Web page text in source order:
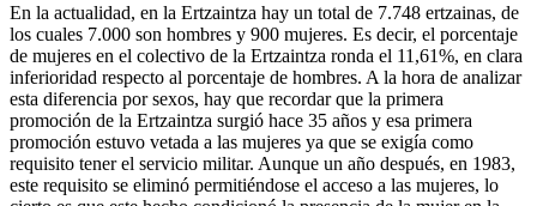
En la actualidad, en la Ertzaintza hay un total de 7.748 ertzainas, de
los cuales 7.000 son hombres y 900 mujeres. Es decir, el porcentaje
de mujeres en el colectivo de la Ertzaintza ronda el 11,61%, en clara
inferioridad respecto al porcentaje de hombres. A la hora de analizar
esta diferencia por sexos, hay que recordar que la primera
promoción de la Ertzaintza surgió hace 35 años y esa primera
promoción estuvo vetada a las mujeres ya que se exigía como
requisito tener el servicio militar. Aunque un año después, en 1983,
este requisito se eliminó permitiéndose el acceso a las mujeres, lo